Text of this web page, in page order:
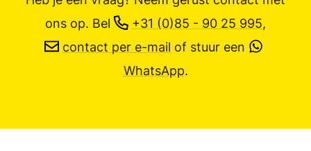
ons op. Bel +31 (0)85 - 90 25 995,
contact per e-mail of stuur een
WhatsApp.